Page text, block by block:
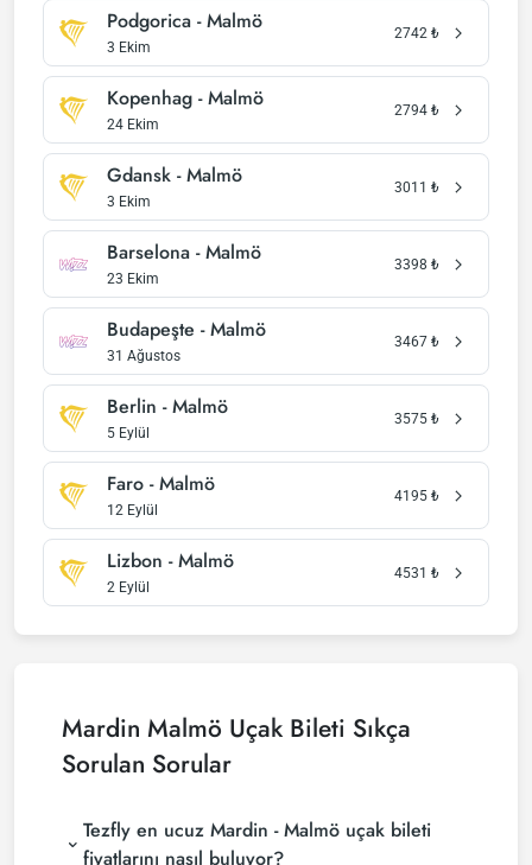
Podgorica - Malmö
3 Ekim
2742 ₺
Kopenhag - Malmö
24 Ekim
2794 ₺
Gdansk - Malmö
3 Ekim
3011 ₺
Barselona - Malmö
23 Ekim
3398 ₺
Budapeşte - Malmö
31 Ağustos
3467 ₺
Berlin - Malmö
5 Eylül
3575 ₺
Faro - Malmö
12 Eylül
4195 ₺
Lizbon - Malmö
2 Eylül
4531 ₺
Mardin Malmö Uçak Bileti Sıkça
Sorulan Sorular
Tezfly en ucuz Mardin - Malmö uçak bileti
fiyatlarını nasıl buluyor?